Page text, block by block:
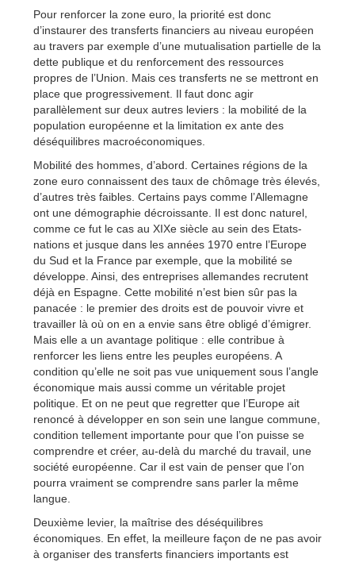
Pour renforcer la zone euro, la priorité est donc
d’instaurer des transferts financiers au niveau européen
au travers par exemple d’une mutualisation partielle de la
dette publique et du renforcement des ressources
propres de l’Union. Mais ces transferts ne se mettront en
place que progressivement. Il faut donc agir
parallèlement sur deux autres leviers : la mobilité de la
population européenne et la limitation ex ante des
déséquilibres macroéconomiques.
Mobilité des hommes, d’abord. Certaines régions de la
zone euro connaissent des taux de chômage très élevés,
d’autres très faibles. Certains pays comme l’Allemagne
ont une démographie décroissante. Il est donc naturel,
comme ce fut le cas au XIXe siècle au sein des Etats-
nations et jusque dans les années 1970 entre l’Europe
du Sud et la France par exemple, que la mobilité se
développe. Ainsi, des entreprises allemandes recrutent
déjà en Espagne. Cette mobilité n’est bien sûr pas la
panacée : le premier des droits est de pouvoir vivre et
travailler là où on en a envie sans être obligé d’émigrer.
Mais elle a un avantage politique : elle contribue à
renforcer les liens entre les peuples européens. A
condition qu’elle ne soit pas vue uniquement sous l’angle
économique mais aussi comme un véritable projet
politique. Et on ne peut que regretter que l’Europe ait
renoncé à développer en son sein une langue commune,
condition tellement importante pour que l’on puisse se
comprendre et créer, au-delà du marché du travail, une
société européenne. Car il est vain de penser que l’on
pourra vraiment se comprendre sans parler la même
langue.
Deuxième levier, la maîtrise des déséquilibres
économiques. En effet, la meilleure façon de ne pas avoir
à organiser des transferts financiers importants est